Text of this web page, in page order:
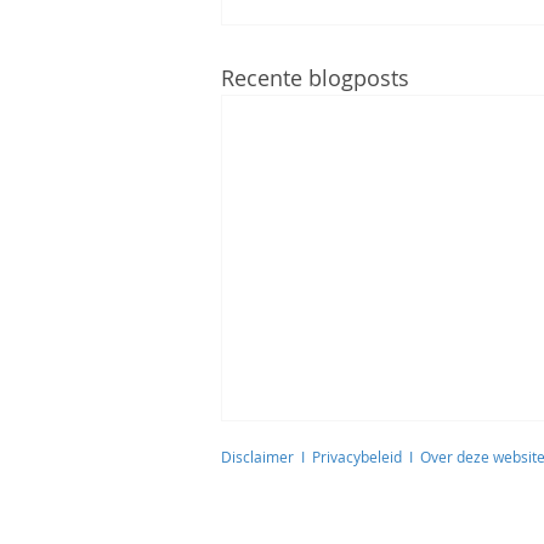
Recente blogposts
Disclaimer I Privacybeleid I Over deze website